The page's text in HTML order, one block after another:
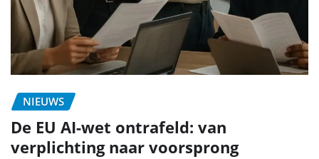
NIEUWS
De EU AI-wet ontrafeld: van
verplichting naar voorsprong